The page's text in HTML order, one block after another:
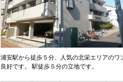
浦安駅から徒歩５分、人気の北栄エリアの
良好です。 駅徒歩５分の立地です。